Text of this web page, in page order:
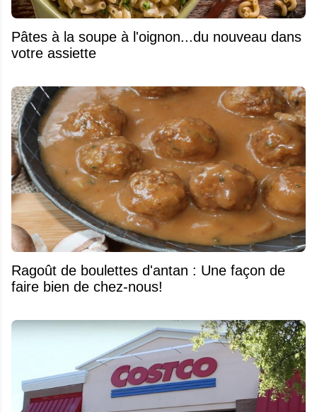
Pâtes à la soupe à l'oignon...du nouveau dans
votre assiette
Ragoût de boulettes d'antan : Une façon de
faire bien de chez-nous!